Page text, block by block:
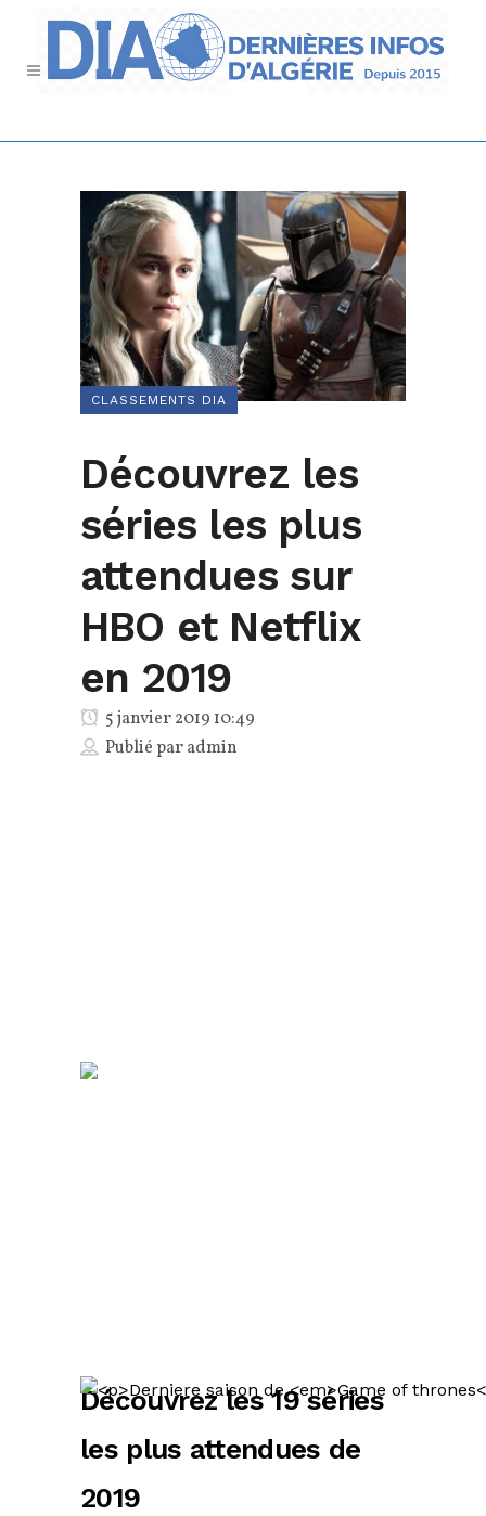
CLASSEMENTS DIA
Découvrez les
séries les plus
attendues sur
HBO et Netflix
en 2019
5 janvier 2019 10:49
Publié paradmin
Découvrez les 19 séries
les plus attendues de
2019